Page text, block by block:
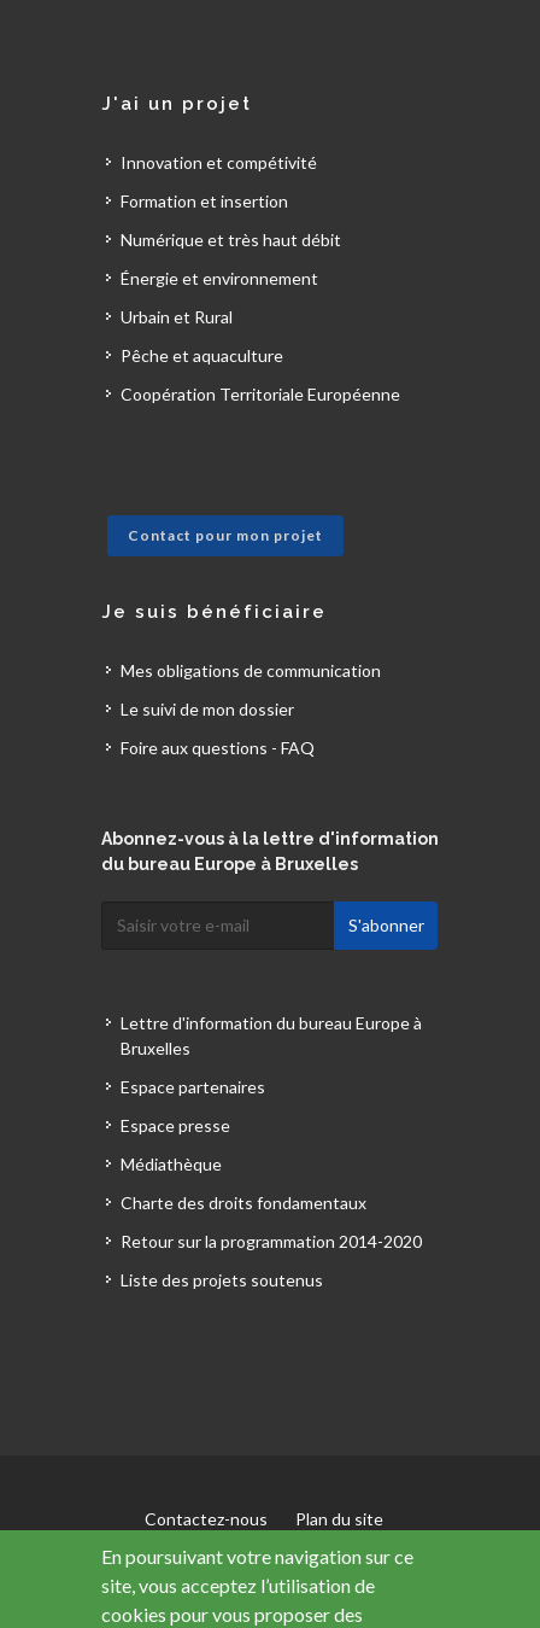
En poursuivant votre navigation sur ce
site, vous acceptez l’utilisation de
cookies pour vous proposer des
J'ai un projet
Innovation et compétivité
Formation et insertion
Numérique et très haut débit
Énergie et environnement
Urbain et Rural
Pêche et aquaculture
Coopération Territoriale Européenne
Contact pour mon projet
Je suis bénéficiaire
Mes obligations de communication
Le suivi de mon dossier
Foire aux questions - FAQ
Abonnez-vous à la lettre d'information
du bureau Europe à Bruxelles
Lettre d'information du bureau Europe à
Bruxelles
Espace partenaires
Espace presse
Médiathèque
Charte des droits fondamentaux
Retour sur la programmation 2014-2020
Liste des projets soutenus
Contactez-nous
Plan du site
Mentions légales
Accessibilité : non conforme
Données personnelles